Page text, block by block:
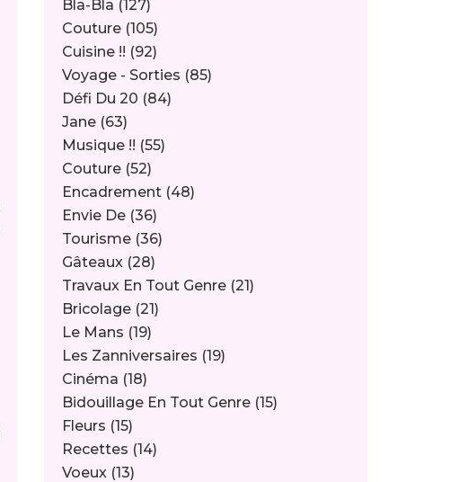
Bla-Bla (127)
Couture (105)
Cuisine !! (92)
Voyage - Sorties (85)
Défi Du 20 (84)
Jane (63)
Musique !! (55)
Couture (52)
Encadrement (48)
Envie De (36)
Tourisme (36)
Gâteaux (28)
Travaux En Tout Genre (21)
Bricolage (21)
Le Mans (19)
Les Zanniversaires (19)
Cinéma (18)
Bidouillage En Tout Genre (15)
Fleurs (15)
Recettes (14)
Voeux (13)